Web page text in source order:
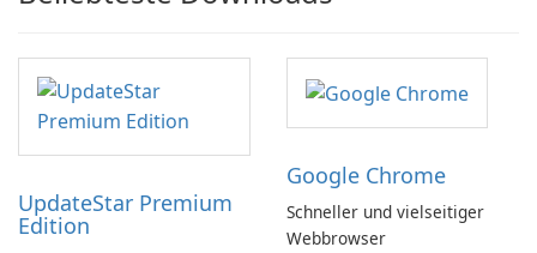
UpdateStar Premium
Edition
Google Chrome
Schneller und vielseitiger
Webbrowser